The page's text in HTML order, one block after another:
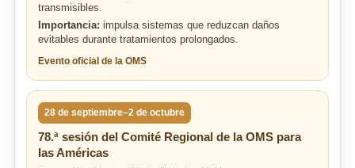
transmisibles.
Importancia: impulsa sistemas que reduzcan daños
evitables durante tratamientos prolongados.
Evento oficial de la OMS
28 de septiembre–2 de octubre
78.ª sesión del Comité Regional de la OMS para
las Américas